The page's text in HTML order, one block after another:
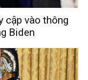
cập vào thông
Biden